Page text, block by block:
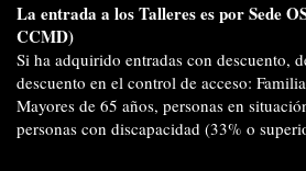
La entrada a los Talleres es por Sede
CCMD)
Si ha adquirido entradas con descuento,
descuento en el control de acceso:
Mayores de 65 años, personas en
personas con discapacidad (33% o